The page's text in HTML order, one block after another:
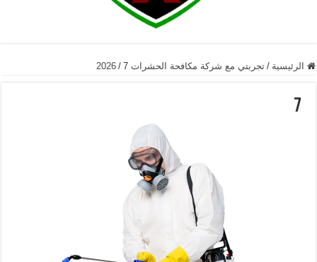
الرئيسية / تجربتي مع شركة مكافحة الحشرات 2026 / 7
7